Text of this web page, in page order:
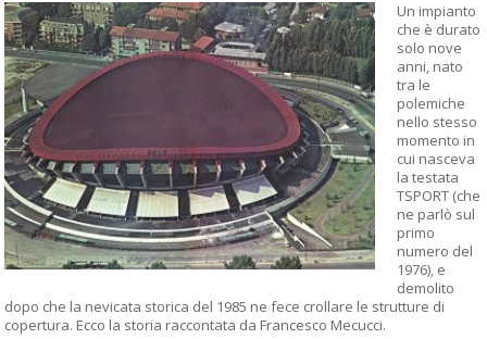
Un impianto
che è durato
solo nove
anni, nato
tra le
polemiche
nello stesso
momento in
cui nasceva
la testata
TSPORT (che
ne parlò sul
primo
numero del
1976), e
demolito
dopo che la nevicata storica del 1985 ne fece crollare le strutture di
copertura. Ecco la storia raccontata da Francesco Mecucci.